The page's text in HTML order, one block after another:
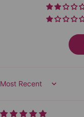
Sort by